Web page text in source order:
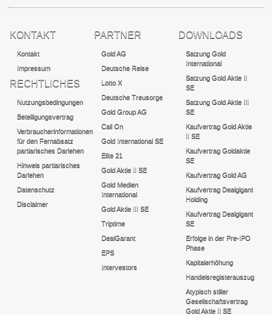
KONTAKT
Kontakt
Impressum
RECHTLICHES
Nutzungsbedingungen
Beteiligungsvertrag
Verbraucherinformationen
für den Fernabsatz
partiarisches Darlehen
Hinweis partiarisches
Darlehen
Datenschutz
Disclaimer
PARTNER
Gold AG
Deutsche Reise
Lotto X
Deutsche Treusorge
Gold Group AG
Call On
Gold International SE
Elite 21
Gold Aktie II SE
Gold Medien
International
Gold Aktie III SE
Triptime
DealGarant
EPS
Intervestors
DOWNLOADS
Satzung Gold
International
Satzung Gold Aktie II
SE
Satzung Gold Aktie III
SE
Kaufvertrag Gold Aktie
II SE
Kaufvertrag Goldaktie
SE
Kaufvertrag Gold AG
Kaufvertrag Dealgigant
Holding
Kaufvertrag Dealgigant
SE
Erfolge in der Pre-IPO
Phase
Kapitalerhöhung
Handelsregisterauszug
Atypisch stiller
Gesellschaftsvertrag
Gold Aktie II SE